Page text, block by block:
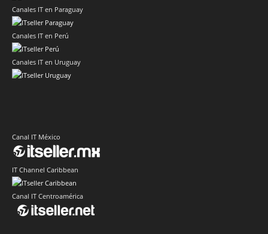
Canales IT en Paraguay
Canales IT en Perú
Canales IT en Uruguay
Canal IT México
IT Channel Caribbean
Canal IT Centroamérica